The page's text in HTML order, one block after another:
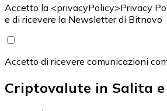
Accetto la <privacyPolicy>Privacy
e di ricevere la Newsletter di Bitnovo
Accetto di ricevere comunicazioni
Criptovalute in Salita e